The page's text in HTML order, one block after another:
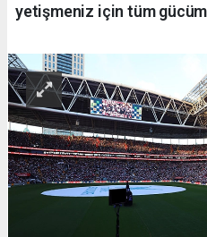
yetişmeniz için tüm